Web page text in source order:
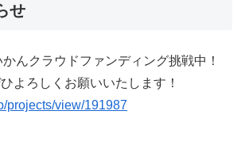
せ
んクラウドファンディング挑戦中！
よろしくお願いいたします！
projects/view/191987